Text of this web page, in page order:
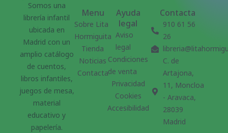
Somos una
librería infantil
ubicada en
Madrid con un
amplio catálogo
de cuentos,
libros infantiles,
juegos de mesa,
material
educativo y
papelería.
Menu
Sobre Lita
Hormiguita
Tienda
Noticias
Contacta
Ayuda
legal
Aviso
legal
Condiciones
de venta
Privacidad
Cookies
Accesibilidad
Contacta
910 61 56
26
C. de
Artajona,
11, Moncloa
- Aravaca,
28039
Madrid